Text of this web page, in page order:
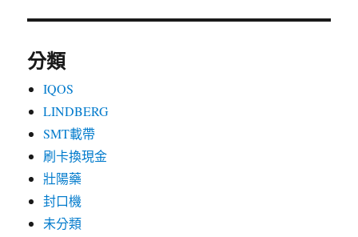
分類
IQOS
LINDBERG
SMT載帶
刷卡換現金
壯陽藥
封口機
未分類